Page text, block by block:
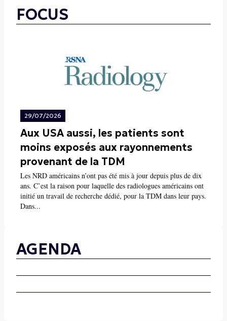
FOCUS
29/07/2026
Aux USA aussi, les patients sont
moins exposés aux rayonnements
provenant de la TDM
Les NRD américains n’ont pas été mis à jour depuis plus de dix
ans. C’est la raison pour laquelle des radiologues américains ont
initié un travail de recherche dédié, pour la TDM dans leur pays.
Dans...
AGENDA